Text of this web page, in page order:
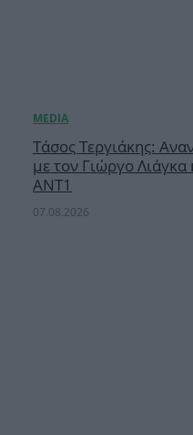
Τάσος Τεργιάκης:
με τον Γιώργο
ΑΝΤ1
07.08.2026